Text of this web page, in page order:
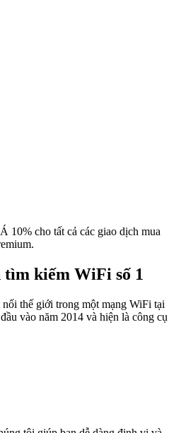
cho tất cả các giao dịch mua
kiếm WiFi số 1
thế giới trong một mạng WiFi tại
vào năm 2014 và hiện là công cụ